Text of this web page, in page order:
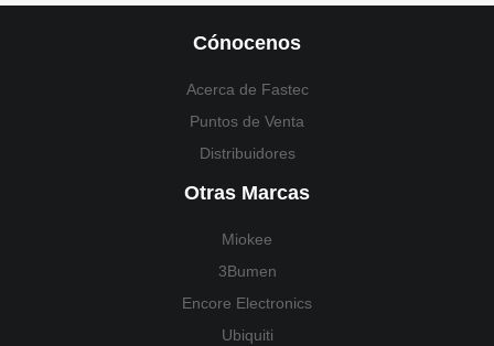
Cónocenos
Acerca de Fastec
Puntos de Venta
Distribuidores
Otras Marcas
Miokee
3Bumen
Encore Electronics
Ubiquiti